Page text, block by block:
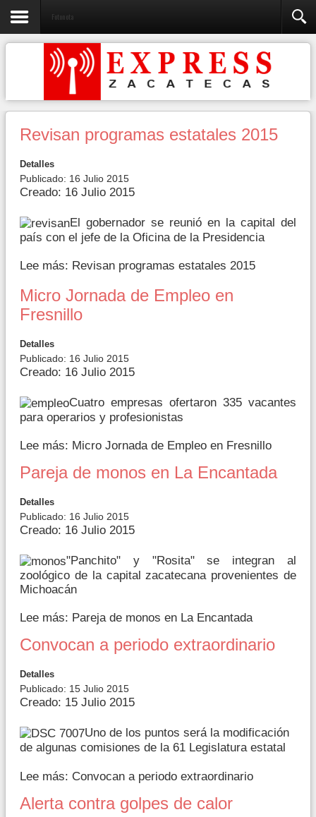
Fotonota
Revisan programas estatales 2015
Detalles
Publicado: 16 Julio 2015
Creado: 16 Julio 2015
El gobernador se reunió en la capital del
país con el jefe de la Oficina de la Presidencia
Lee más: Revisan programas estatales 2015
Micro Jornada de Empleo en
Fresnillo
Detalles
Publicado: 16 Julio 2015
Creado: 16 Julio 2015
Cuatro empresas ofertaron 335 vacantes
para operarios y profesionistas
Lee más: Micro Jornada de Empleo en Fresnillo
Pareja de monos en La Encantada
Detalles
Publicado: 16 Julio 2015
Creado: 16 Julio 2015
"Panchito" y "Rosita" se integran al
zoológico de la capital zacatecana provenientes de
Michoacán
Lee más: Pareja de monos en La Encantada
Convocan a periodo extraordinario
Detalles
Publicado: 15 Julio 2015
Creado: 15 Julio 2015
Uno de los puntos será la modificación
de algunas comisiones de la 61 Legislatura estatal
Lee más: Convocan a periodo extraordinario
Alerta contra golpes de calor